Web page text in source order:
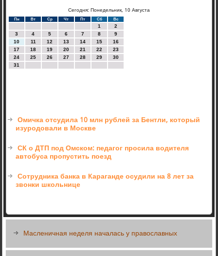
Сегодня: Понедельник, 10 Августа
Пн Вт Ср Чт Пт Сб Вс
1
2
3
4 5 6 7 8
9
10
11 12 13 14 15
16
17
18 19 20 21 22
23
24
25 26 27 28 29
30
31
Омичка отсудила 10 млн рублей за Бентли, который
изуродовали в Москве
СК о ДТП под Омском: педагог просила водителя
автобуса пропустить поезд
Сотрудника банка в Караганде осудили на 8 лет за
звонки школьнице
Масленичная неделя началась у православных